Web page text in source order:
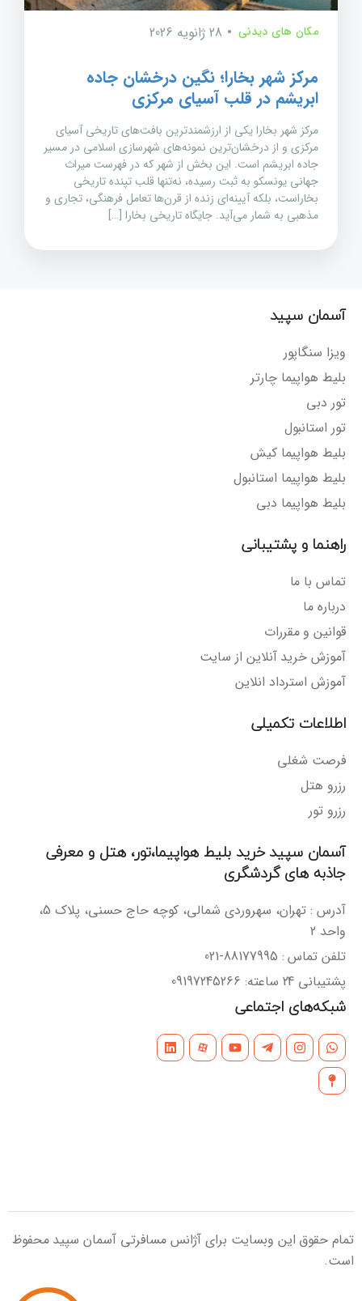
مکان های دیدنی 28 ژانویه 2026
مرکز شهر بخارا؛ نگین درخشان جاده
ابریشم در قلب آسیای مرکزی
مرکز شهر بخارا یکی از ارزشمندترین بافت‌های تاریخی آسیای
مرکزی و از درخشان‌ترین نمونه‌های شهرسازی اسلامی در مسیر
جاده ابریشم است. این بخش از شهر که در فهرست میراث
جهانی یونسکو به ثبت رسیده، نه‌تنها قلب تپنده تاریخی
بخاراست، بلکه آیینه‌ای زنده از قرن‌ها تعامل فرهنگی، تجاری و
مذهبی به شمار می‌آید. جایگاه تاریخی بخارا […]
آسمان سپید
ویزا سنگاپور
بلیط هواپیما چارتر
تور دبی
تور استانبول
بلیط هواپیما کیش
بلیط هواپیما استانبول
بلیط هواپیما دبی
راهنما و پشتیبانی
تماس با ما
درباره ما
قوانین و مقررات
آموزش خرید آنلاین از سایت
آموزش استرداد انلاین
اطلاعات تکمیلی
فرصت شغلی
رزرو هتل
رزرو تور
آسمان سپید خرید بلیط هواپیما،تور، هتل و معرفی
جاذبه های گردشگری
آدرس : تهران، سهروردی شمالی، کوچه حاج حسنی، پلاک 5،
واحد 2
تلفن تماس : 88177995-021
پشتیبانی 24 ساعته: 09197245266
شبکه‌های اجتماعی
تمام حقوق این وبسایت برای آژانس مسافرتی آسمان سپید محفوظ
است.